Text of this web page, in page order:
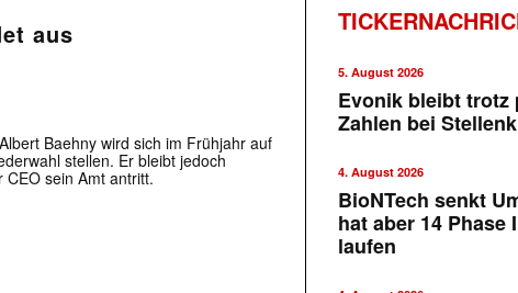
aus
Baehny wird sich im Frühjahr auf
stellen. Er bleibt jedoch
sein Amt antritt.
5. August 2026
Evonik bleibt trotz
Zahlen bei
4. August 2026
BioNTech senkt
hat aber 14 Phase
laufen